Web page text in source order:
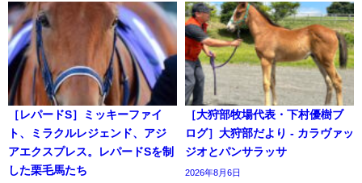
［レパードS］ミッキーファイ
ト、ミラクルレジェンド、アジ
アエクスプレス。レパードSを制
した栗毛馬たち
［大狩部牧場代表・下村優樹ブ
ログ］大狩部だより - カラヴァッ
ジオとパンサラッサ
2026年8月6日